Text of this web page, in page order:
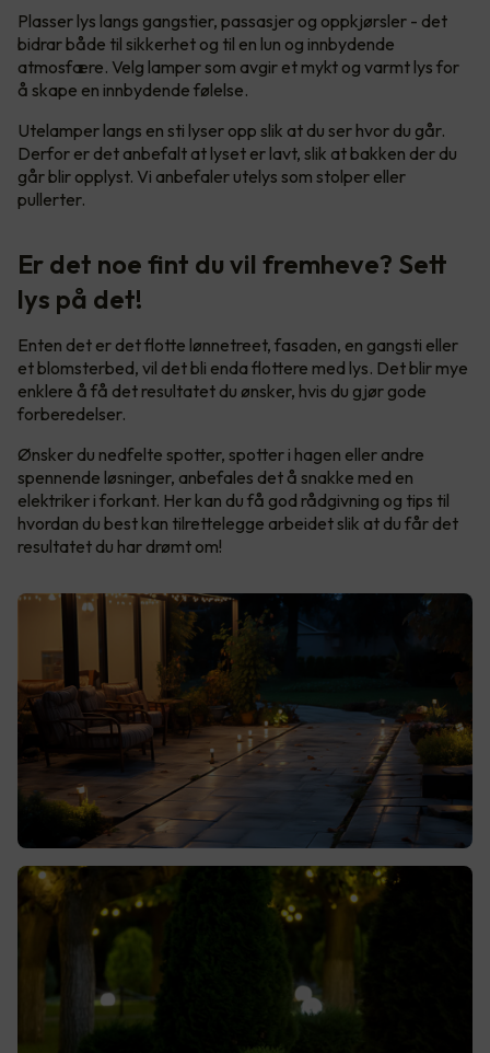
Plasser lys langs gangstier, passasjer og oppkjørsler - det
bidrar både til sikkerhet og til en lun og innbydende
atmosfære. Velg lamper som avgir et mykt og varmt lys for
å skape en innbydende følelse.
Utelamper langs en sti lyser opp slik at du ser hvor du går.
Derfor er det anbefalt at lyset er lavt, slik at bakken der du
går blir opplyst. Vi anbefaler utelys som stolper eller
pullerter.
Er det noe fint du vil fremheve? Sett
lys på det!
Enten det er det flotte lønnetreet, fasaden, en gangsti eller
et blomsterbed, vil det bli enda flottere med lys. Det blir mye
enklere å få det resultatet du ønsker, hvis du gjør gode
forberedelser.
Ønsker du nedfelte spotter, spotter i hagen eller andre
spennende løsninger, anbefales det å snakke med en
elektriker i forkant. Her kan du få god rådgivning og tips til
hvordan du best kan tilrettelegge arbeidet slik at du får det
resultatet du har drømt om!